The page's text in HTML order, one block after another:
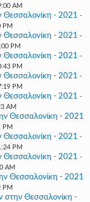
AM
Θεσσαλονίκη - 2021 -
PM
Θεσσαλονίκη - 2021 -
PM
Θεσσαλονίκη - 2021 -
PM
Θεσσαλονίκη - 2021 -
PM
Θεσσαλονίκη - 2021 -
AM
Θεσσαλονίκη - 2021
PM
Θεσσαλονίκη - 2021 -
PM
Θεσσαλονίκη - 2021 -
AM
Θεσσαλονίκη - 2021
PM
στην Θεσσαλονίκη -